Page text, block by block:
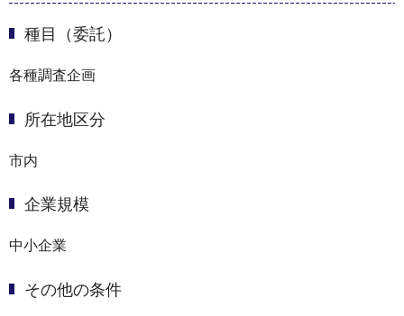
種目（委託）
各種調査企画
所在地区分
市内
企業規模
中小企業
その他の条件